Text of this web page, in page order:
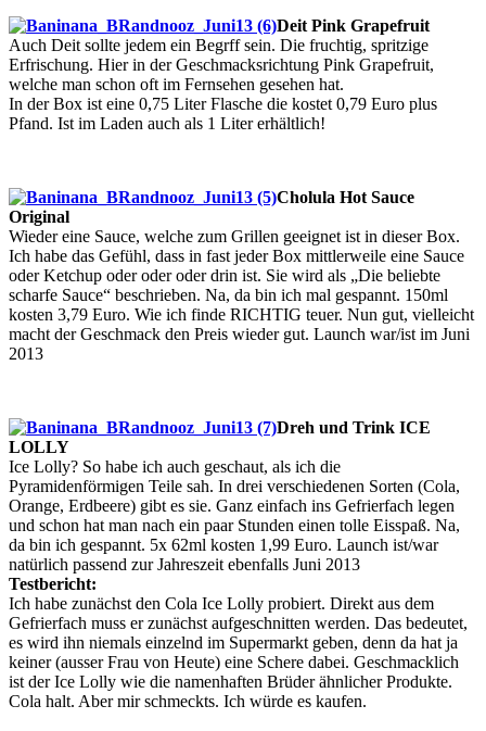
Deit Pink Grapefruit
Auch Deit sollte jedem ein Begrff sein. Die fruchtig, spritzige
Erfrischung. Hier in der Geschmacksrichtung Pink Grapefruit,
welche man schon oft im Fernsehen gesehen hat.
In der Box ist eine 0,75 Liter Flasche die kostet 0,79 Euro plus
Pfand. Ist im Laden auch als 1 Liter erhältlich!
Cholula Hot Sauce
Original
Wieder eine Sauce, welche zum Grillen geeignet ist in dieser Box.
Ich habe das Gefühl, dass in fast jeder Box mittlerweile eine Sauce
oder Ketchup oder oder oder drin ist. Sie wird als „Die beliebte
scharfe Sauce“ beschrieben. Na, da bin ich mal gespannt. 150ml
kosten 3,79 Euro. Wie ich finde RICHTIG teuer. Nun gut, vielleicht
macht der Geschmack den Preis wieder gut. Launch war/ist im Juni
2013
Dreh und Trink ICE
LOLLY
Ice Lolly? So habe ich auch geschaut, als ich die
Pyramidenförmigen Teile sah. In drei verschiedenen Sorten (Cola,
Orange, Erdbeere) gibt es sie. Ganz einfach ins Gefrierfach legen
und schon hat man nach ein paar Stunden einen tolle Eisspaß. Na,
da bin ich gespannt. 5x 62ml kosten 1,99 Euro. Launch ist/war
natürlich passend zur Jahreszeit ebenfalls Juni 2013
Testbericht:
Ich habe zunächst den Cola Ice Lolly probiert. Direkt aus dem
Gefrierfach muss er zunächst aufgeschnitten werden. Das bedeutet,
es wird ihn niemals einzelnd im Supermarkt geben, denn da hat ja
keiner (ausser Frau von Heute) eine Schere dabei. Geschmacklich
ist der Ice Lolly wie die namenhaften Brüder ähnlicher Produkte.
Cola halt. Aber mir schmeckts. Ich würde es kaufen.